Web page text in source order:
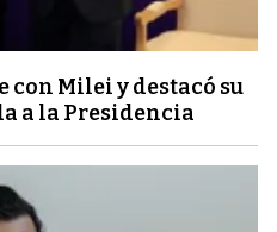
con Milei y destacó su
a la Presidencia